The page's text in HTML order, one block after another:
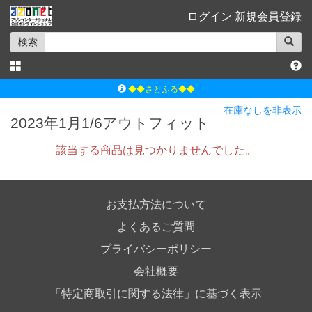
ログイン 新規会員登録
検索
◆◆さとふる◆◆
アゾンダイレクトストア
ｱｿﾞﾝｵﾝﾗｲﾝｼｮｯﾌﾟX
在庫なしを非表示
2023年1月1/6アウトフィット
該当する商品は見つかりませんでした。
お支払方法について
よくあるご質問
プライバシーポリシー
会社概要
「特定商取引に関する法律」に基づく表示